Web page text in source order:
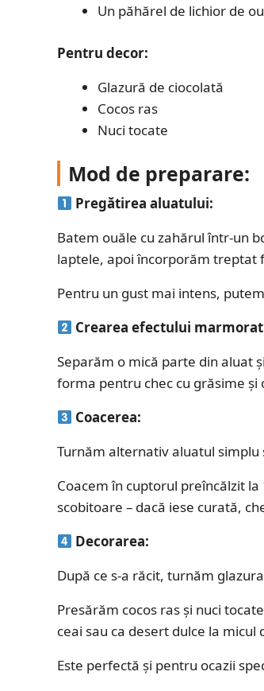
Un păhărel de lichior de
Pentru decor:
Glazură de ciocolată
Cocos ras
Nuci tocate
Mod de preparare:
Pregătirea aluatului:
Batem ouăle cu zahărul într-un
laptele, apoi încorporăm treptat
Pentru un gust mai intens,
Crearea efectului
Separăm o mică parte din aluat
forma pentru chec cu grăsime
Coacerea:
Turnăm alternativ aluatul
Coacem în cuptorul preîncălzit
scobitoare – dacă iese curată,
Decorarea:
După ce s-a răcit, turnăm
Presărăm cocos ras și nuci
ceai sau ca desert dulce la micul
Este perfectă și pentru ocazii